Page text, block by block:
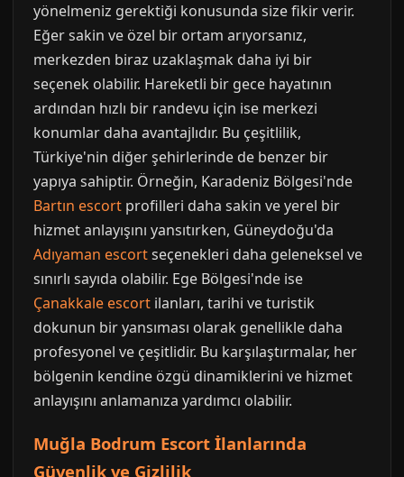
yönelmeniz gerektiği konusunda size fikir verir.
Eğer sakin ve özel bir ortam arıyorsanız,
merkezden biraz uzaklaşmak daha iyi bir
seçenek olabilir. Hareketli bir gece hayatının
ardından hızlı bir randevu için ise merkezi
konumlar daha avantajlıdır. Bu çeşitlilik,
Türkiye'nin diğer şehirlerinde de benzer bir
yapıya sahiptir. Örneğin, Karadeniz Bölgesi'nde
Bartın escort profilleri daha sakin ve yerel bir
hizmet anlayışını yansıtırken, Güneydoğu'da
Adıyaman escortseçenekleri daha geleneksel ve
sınırlı sayıda olabilir. Ege Bölgesi'nde ise
Çanakkale escort ilanları, tarihi ve turistik
dokunun bir yansıması olarak genellikle daha
profesyonel ve çeşitlidir. Bu karşılaştırmalar, her
bölgenin kendine özgü dinamiklerini ve hizmet
anlayışını anlamanıza yardımcı olabilir.
Muğla Bodrum Escort İlanlarında
Güvenlik ve Gizlilik